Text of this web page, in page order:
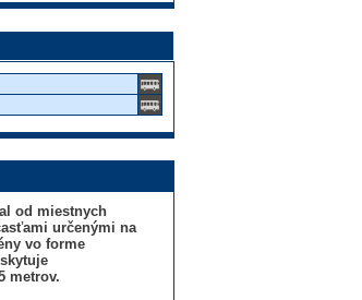
od miestnych
určenými na
vo forme
metrov.